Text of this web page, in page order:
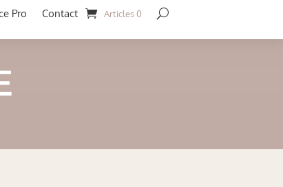
Pro Contact Articles 0